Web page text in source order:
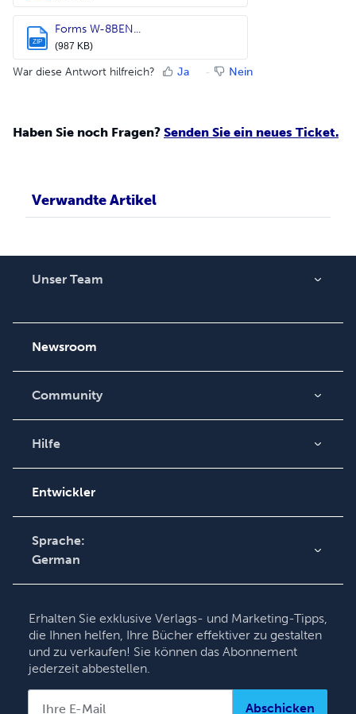
ZIP
Forms W-8BEN...
(987 KB)
War diese Antwort hilfreich? Ja Nein
Haben Sie noch Fragen? Senden Sie ein neues Ticket.
Verwandte Artikel
Unser Team
Karriere
Newsroom
Community
Blogs
Videos
Podcast
Hilfe
Auftragssuche
Wissensbasis
Kontaktieren Sie unseren
Entwickler
Sprache:
German
English
Français
Italiano
Erhalten Sie exklusive Verlags- und Marketing-Tipps,
die Ihnen helfen, Ihre Bücher effektiver zu gestalten
und zu verkaufen! Sie können das Abonnement
jederzeit abbestellen.
Abschicken